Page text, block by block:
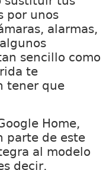
por unos
alarmas,
sencillo como
te
tener que
Home,
parte de este
al modelo
decir,